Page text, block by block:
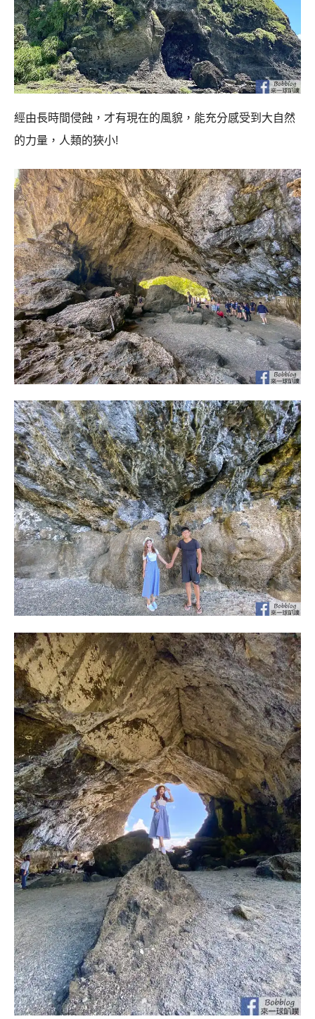
經由長時間侵蝕，才有現在的風貌，能充分感受到大自然
的力量，人類的狹小!